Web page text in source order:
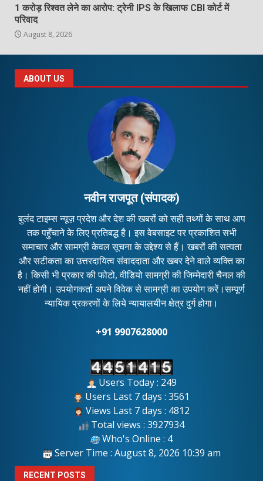
1 करोड़ रिश्वत लेने का आरोप: ट्रेनी IPS के खिलाफ CBI कोर्ट में
परिवाद
August 8, 2026
ABOUT US
नवीन राजपूत (संपादक)
बुलंद टाइम्स न्यूज़ प्रदेश और देश की खबरों को सही तथ्यों के साथ आप
तक पहुँचाने के लिए प्रतिबद्ध है। इस वेबसाइट पर प्रकाशित सभी
समाचार और सामग्री केवल सूचना के उद्देश्य से हैं। खबरों की सत्यता
और सटीकता का उत्तरदायित्व संवाददाता और खबर देने वाले व्यक्ति का
है। किसी भी प्रकार की फोटो, वीडियो सामग्री की जिम्मेदारी चैनल की
नहीं होगी। उपयोगकर्ता अपने विवेक से सामग्री का उपयोग करें।सम्पूर्ण
न्यायिक प्रकरणों के लिये न्यायालयीन क्षेत्र दुर्ग होगा।
+91 9907628000
Users Today : 249
Users Last 7 days : 3561
Views Last 7 days : 4812
Total views : 3927934
Who's Online : 4
Server Time : August 8, 2026 10:39 am
RECENT POSTS